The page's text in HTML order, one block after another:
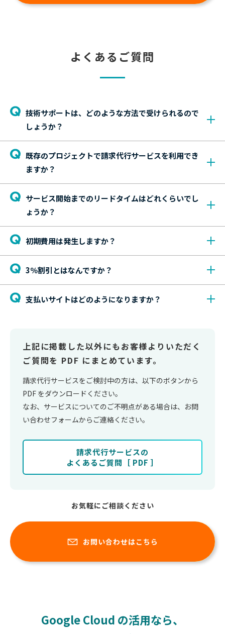
よくあるご質問
技術サポートは、どのような方法で受けられるので
しょうか？
既存のプロジェクトで請求代行サービスを利用でき
ますか？
サービス開始までのリードタイムはどれくらいでし
ょうか？
初期費用は発生しますか？
3％割引とはなんですか？
支払いサイトはどのようになりますか？
上記に掲載した以外にもお客様よりいただく
ご質問を PDF にまとめています。
請求代行サービスをご検討中の方は、以下のボタンから
PDF をダウンロードください。
なお、サービスについてのご不明点がある場合は、お問
い合わせフォームからご連絡ください。
請求代行サービスの
よくあるご質問［ PDF ］
お気軽にご相談ください
お問い合わせはこちら
Google Cloud の活用なら、